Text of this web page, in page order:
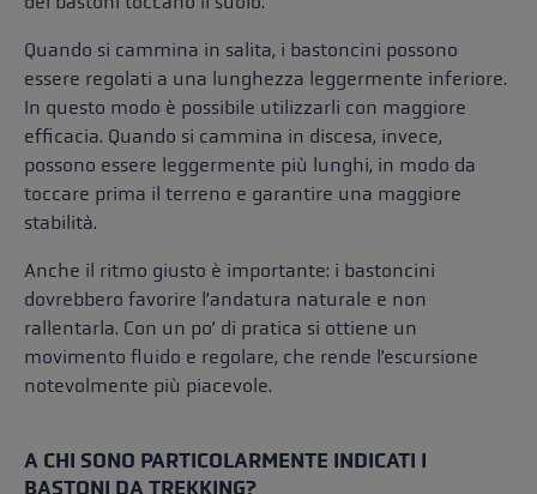
Quando si cammina in salita, i bastoncini possono
essere regolati a una lunghezza leggermente inferiore.
In questo modo è possibile utilizzarli con maggiore
efficacia. Quando si cammina in discesa, invece,
possono essere leggermente più lunghi, in modo da
toccare prima il terreno e garantire una maggiore
stabilità.
Anche il ritmo giusto è importante: i bastoncini
dovrebbero favorire l’andatura naturale e non
rallentarla. Con un po’ di pratica si ottiene un
movimento fluido e regolare, che rende l’escursione
notevolmente più piacevole.
A CHI SONO PARTICOLARMENTE INDICATI I
BASTONI DA TREKKING?